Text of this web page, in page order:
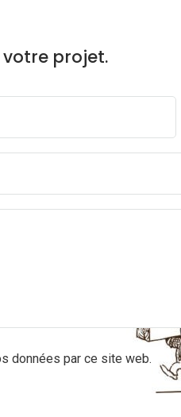
votre projet.
données par ce site web.